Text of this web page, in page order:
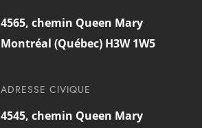
4565, chemin Queen Mary
Montréal (Québec) H3W 1W5
ADRESSE CIVIQUE
4545, chemin Queen Mary